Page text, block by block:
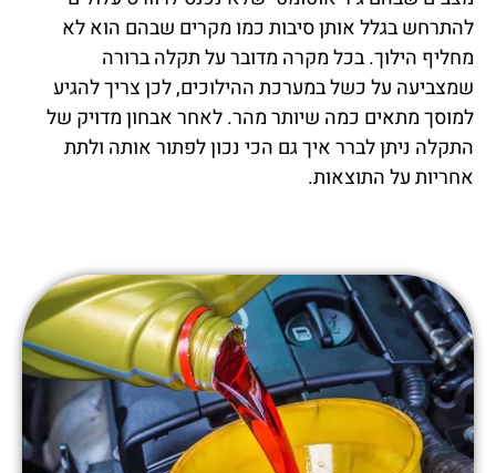
להתרחש בגלל אותן סיבות כמו מקרים שבהם הוא לא
מחליף הילוך. בכל מקרה מדובר על תקלה ברורה
שמצביעה על כשל במערכת ההילוכים, לכן צריך להגיע
למוסך מתאים כמה שיותר מהר. לאחר אבחון מדויק של
התקלה ניתן לברר איך גם הכי נכון לפתור אותה ולתת
אחריות על התוצאות.